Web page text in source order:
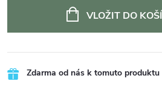
VLOŽIT DO
Zdarma od nás k tomuto produktu